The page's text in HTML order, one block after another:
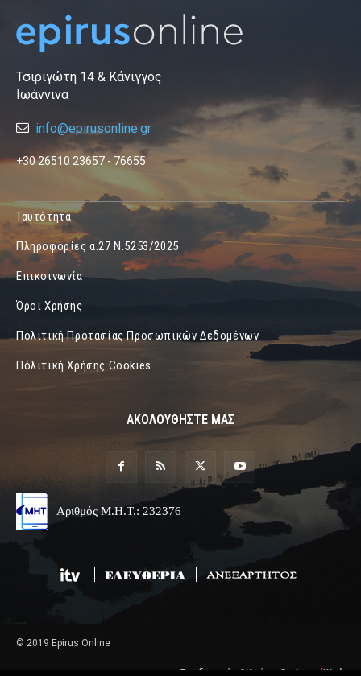
Τσιριγώτη 14 & Κάνιγγος
Ιωάννινα
info@epirusonline.gr
+30 26510 23657 - 76655
Ταυτότητα
Πληροφορίες α.27 Ν.5253/2025
Επικοινωνία
Όροι Χρήσης
Πολιτική Προτασίας Προσωπικών Δεδομένων
Πόλιτική Χρήσης Cookies
ΑΚΟΛΟΥΘΗΣΤΕ ΜΑΣ
Αριθμός Μ.Η.Τ.: 232376
© 2019 Epirus Online
Σχεδιασμός & Ανάπτυξη AngelWeb